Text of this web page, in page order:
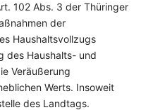
102 Abs. 3 der Thüringer
der
Haushaltsvollzugs
des Haushalts- und
Veräußerung
Werts. Insoweit
des Landtags.